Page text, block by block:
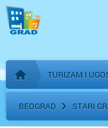
Početna stranica
TURIZAM I
BEOGRAD STARI